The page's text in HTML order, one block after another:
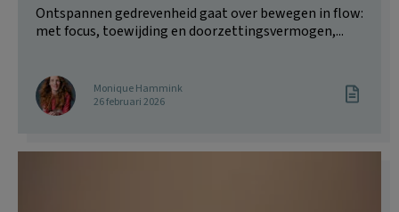
Ontspannen gedrevenheid gaat over bewegen in flow:
met focus, toewijding en doorzettingsvermogen,...
Monique Hammink
26 februari 2026